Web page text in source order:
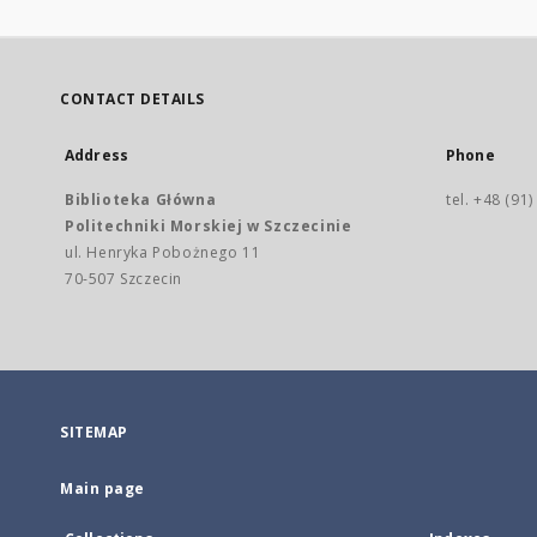
CONTACT DETAILS
Address
Biblioteka Główna
Politechniki Morskiej w Szczecinie
ul. Henryka Pobożnego 11
70-507 Szczecin
Phone
tel. +48
SITEMAP
Main page